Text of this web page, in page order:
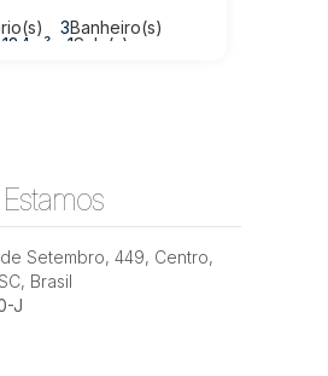
3Banheiro(s)
184m² 1Sala(s)
Setembro, 449, Centro,
SC, Brasil
J